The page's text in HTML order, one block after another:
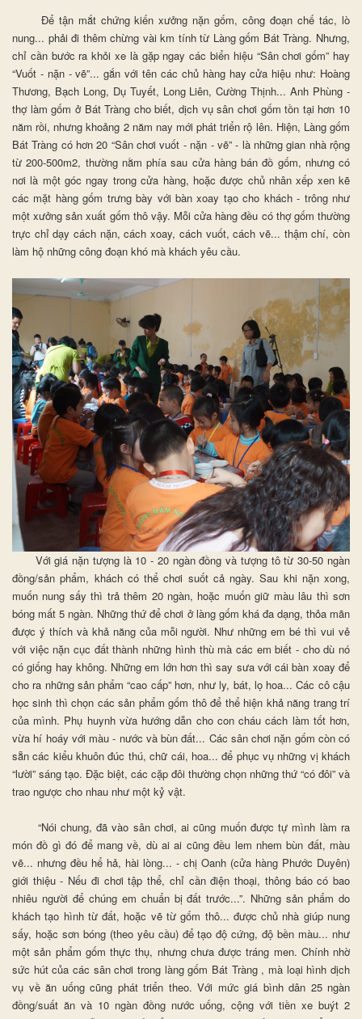
Để tận mắt chứng kiến xưởng nặn gốm, công đoạn chế tác, lò
nung... phải đi thêm chừng vài km tính từ Làng gốm Bát Tràng. Nhưng,
chỉ cần bước ra khỏi xe là gặp ngay các biển hiệu “Sân chơi gốm” hay
“Vuốt - nặn - vẽ”... gắn với tên các chủ hàng hay cửa hiệu như: Hoàng
Thương, Bạch Long, Dụ Tuyết, Long Liên, Cường Thịnh... Anh Phùng -
thợ làm gốm ở Bát Tràng cho biết, dịch vụ sân chơi gốm tồn tại hơn 10
năm rồi, nhưng khoảng 2 năm nay mới phát triển rộ lên. Hiện, Làng gốm
Bát Tràng có hơn 20 “Sân chơi vuốt - nặn - vẽ” - là những gian nhà rộng
từ 200-500m2, thường nằm phía sau cửa hàng bán đồ gốm, nhưng có
nơi là một góc ngay trong cửa hàng, hoặc được chủ nhân xếp xen kẽ
các mặt hàng gốm trưng bày với bàn xoay tạo cho khách - trông như
một xưởng sản xuất gốm thô vậy. Mỗi cửa hàng đều có thợ gốm thường
trực chỉ dạy cách nặn, cách xoay, cách vuốt, cách vẽ... thậm chí, còn
làm hộ những công đoạn khó mà khách yêu cầu.
Với giá nặn tượng là 10 - 20 ngàn đồng và tượng tô từ 30-50 ngàn
đồng/sản phẩm, khách có thể chơi suốt cả ngày. Sau khi nặn xong,
muốn nung sấy thì trả thêm 20 ngàn, hoặc muốn giữ màu lâu thì sơn
bóng mất 5 ngàn. Những thứ để chơi ở làng gốm khá đa dạng, thỏa mãn
được ý thích và khả năng của mỗi người. Như những em bé thì vui vẻ
với việc nặn cục đất thành những hình thù mà các em biết - cho dù nó
có giống hay không. Những em lớn hơn thì say sưa với cái bàn xoay để
cho ra những sản phẩm “cao cấp” hơn, như ly, bát, lọ hoa... Các cô cậu
học sinh thì chọn các sản phẩm gốm thô để thể hiện khả năng trang trí
của mình. Phụ huynh vừa hướng dẫn cho con cháu cách làm tốt hơn,
vừa hí hoáy với màu - nước và bùn đất... Các sân chơi nặn gốm còn có
sẵn các kiểu khuôn đúc thú, chữ cái, hoa... để phục vụ những vị khách
“lười” sáng tạo. Đặc biệt, các cặp đôi thường chọn những thứ “có đôi” và
trao ngược cho nhau như một kỷ vật.
“Nói chung, đã vào sân chơi, ai cũng muốn được tự mình làm ra
món đồ gì đó để mang về, dù ai ai cũng đều lem nhem bùn đất, màu
vẽ... nhưng đều hể hả, hài lòng... - chị Oanh (cửa hàng Phước Duyên)
giới thiệu - Nếu đi chơi tập thể, chỉ cần điện thoại, thông báo có bao
nhiêu người để chúng em chuẩn bị đất trước...”. Những sản phẩm do
khách tạo hình từ đất, hoặc vẽ từ gốm thô... được chủ nhà giúp nung
sấy, hoặc sơn bóng (theo yêu cầu) để tạo độ cứng, độ bền màu... như
một sản phẩm gốm thực thụ, nhưng chưa được tráng men. Chính nhờ
sức hút của các sân chơi trong làng gốm Bát Tràng , mà loại hình dịch
vụ về ăn uống cũng phát triển theo. Với mức giá bình dân 25 ngàn
đồng/suất ăn và 10 ngàn đồng nước uống, cộng với tiền xe buýt 2